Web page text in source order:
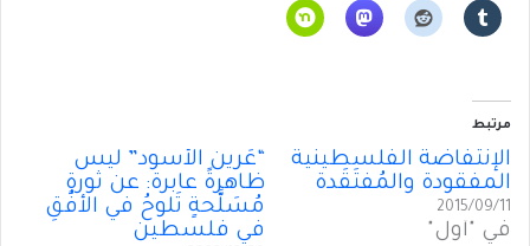
مرتبط
الإنتفاضة الفلسطينية
المفقودة والمُفتَقَدة
2015/09/11
في "أول"
“عَرينُ الأسود” ليس
ظاهرةً عابرة: عن ثورةٍ
مُسَلَّحةٍ تَلوحُ في الأفُقِ
في فلسطين